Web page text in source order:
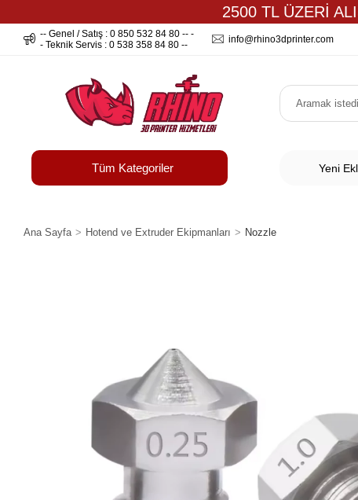
2500 TL ÜZERİ
-- Genel / Satış : 0 850 532 84 80 -- -
- Teknik Servis : 0 538 358 84 80 --
info@rhino3dprinter.com
Tüm Kategoriler Yeni
Ana Sayfa Hotend ve Extruder Ekipmanları Nozzle